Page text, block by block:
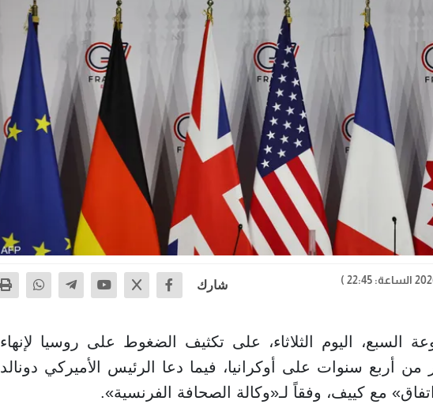
شارك
السبع، اليوم الثلاثاء، على تكثيف الضغوط على روسيا لإنهاء
من أربع سنوات على أوكرانيا، فيما دعا الرئيس الأميركي دونالد
مع كييف، وفقاً لـ«وكالة الصحافة الفرنسية».